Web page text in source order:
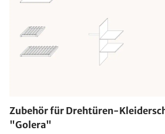
Zubehör für Drehtüren-
"Golera"